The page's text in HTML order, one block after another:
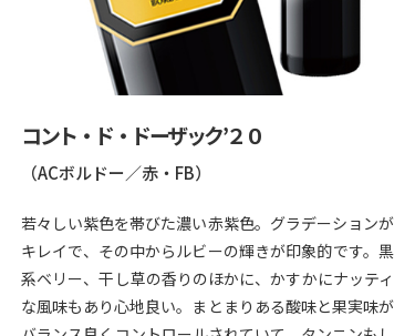
コント・ド・ドーザック’２０
（ACボルドー／赤・FB）
若々しい紫色を帯びた濃い赤紫色。グラデーションが
キレイで、その中からルビーの輝きが印象的です。黒
系ベリー、干し草の香りのほかに、かすかにナッティ
な風味もあり心地良い。まとまりある酸味と果実味が